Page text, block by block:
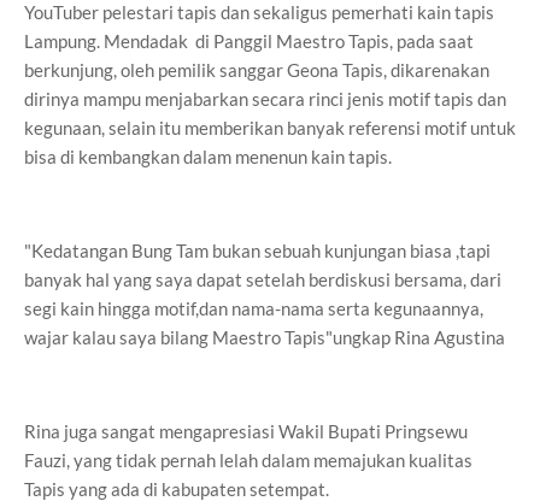
YouTuber pelestari tapis dan sekaligus pemerhati kain tapis
Lampung. Mendadak di Panggil Maestro Tapis, pada saat
berkunjung, oleh pemilik sanggar Geona Tapis, dikarenakan
dirinya mampu menjabarkan secara rinci jenis motif tapis dan
kegunaan, selain itu memberikan banyak referensi motif untuk
bisa di kembangkan dalam menenun kain tapis.
"Kedatangan Bung Tam bukan sebuah kunjungan biasa ,tapi
banyak hal yang saya dapat setelah berdiskusi bersama, dari
segi kain hingga motif,dan nama-nama serta kegunaannya,
wajar kalau saya bilang Maestro Tapis"ungkap Rina Agustina
Rina juga sangat mengapresiasi Wakil Bupati Pringsewu
Fauzi, yang tidak pernah lelah dalam memajukan kualitas
Tapis yang ada di kabupaten setempat.